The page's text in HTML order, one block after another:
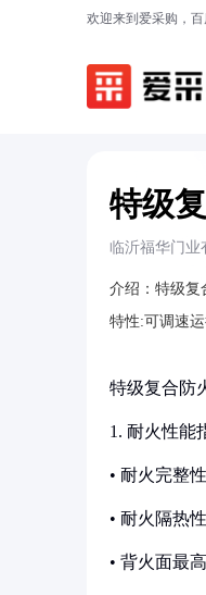
欢迎来到爱采购，
特级
临沂福华门业
介绍： 特级复
特性:可调速
特级复合防
1. 耐火性能
• 耐火完整
• 耐火隔热
• 背火面最